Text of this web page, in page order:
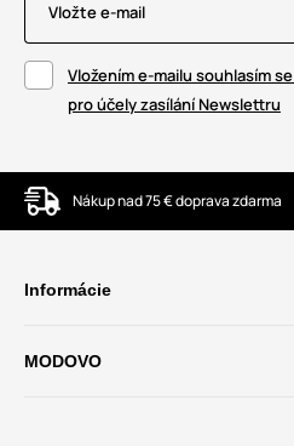
Vložte e-mail
Vložením e-mailu souhlasím
pro účely zasílání Newslettru
Nákup nad 75 € doprava zdarma
Informácie
MODOVO